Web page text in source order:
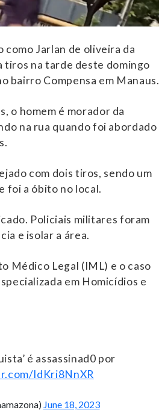
como Jarlan de oliveira da
tiros na tarde deste domingo
bairro Compensa em Manaus.
o homem é morador da
na rua quando foi abordado
com dois tiros, sendo um
foi a óbito no local.
Policiais militares foram
e isolar a área.
Médico Legal (IML) e o caso
em Homicídios e
é assassinad0 por
IdKri8NnXR
June 18, 2023